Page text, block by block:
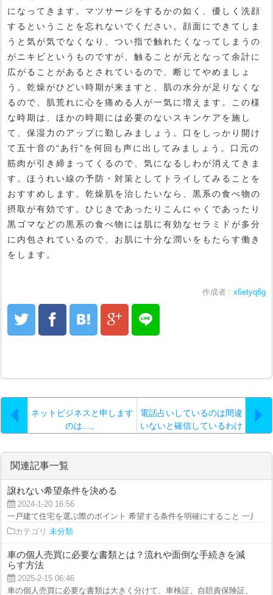
になってきます。マツサージをするかの如く、優しく洗顔
するということを忘れないでください。顔面にできてしま
うと気が気でなくなり、つい指で触れたくなってしまうの
がニキビというものですが、触ることが元となって余計に
広がることがあるとされているので、断じてやめましょ
う。乾燥がひどい時期が来ますと、肌の水分が足りなくな
るので、肌荒れに心を痛める人が一気に増えます。この様
な時期は、ほかの時期には必要のないスキンケアを施し
て、保湿力のアップに勤しみましょう。口をしっかり開け
て五十音の“あ行”を何回も声に出してみましょう。口元の
筋肉が引き締まってくるので、気になるしわが消えてきま
す。ほうれい線の予防・対策としてトライしてみることを
おすすめします。乾燥肌を治したいなら、黒系の食べ物の
摂取が有効です。ひじきであったりこんにゃくであったり
黒ゴマなどの黒系の食べ物には肌に有効なセラミドが多分
に内包されているので、お肌に十分な潤いをもたらす働き
をします。
作成者 : x6etyq8g
ネットビジネスと申します
のは…。
電話占いしているのは間違
いないと確信しているわけ
関連記事一覧
譲れない希望条件を決める
2024-1-20 16:56
一戸建て住宅を選ぶ際のポイント 希望する条件を明確にすること 一戸建
カテゴリ 未分類
車の個人売買に必要な書類とは？流れや面倒な手続きを減
らす方法
2025-2-15 06:46
車の個人売買に必要な書類は大きく分けて、車検証、自賠責保険証、自動